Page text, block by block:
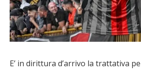
E’ in dirittura d’arrivo la trattativa